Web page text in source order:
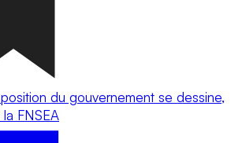
du gouvernement se dessine,
FNSEA